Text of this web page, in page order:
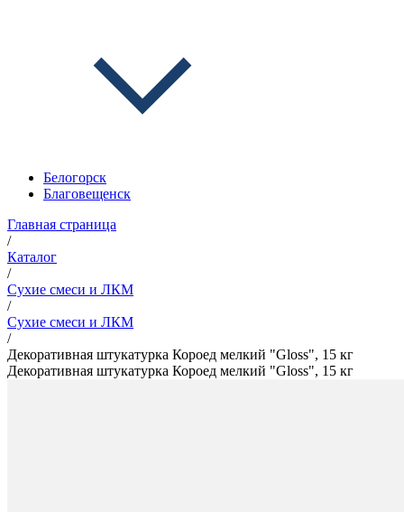
Белогорск
Благовещенск
Главная страница
/
Каталог
/
Сухие смеси и ЛКМ
/
Сухие смеси и ЛКМ
/
Декоративная штукатурка Короед мелкий "Gloss", 15 кг
Декоративная штукатурка Короед мелкий "Gloss", 15 кг